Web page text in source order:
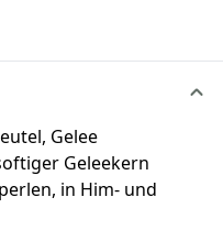
Gelee
Geleekern
in Him- und